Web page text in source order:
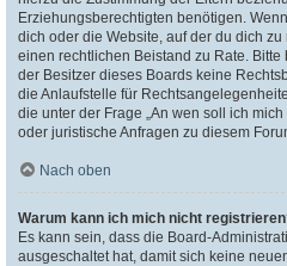
Erziehungsberechtigten benötigen.
dich oder die Website, auf der du dich
einen rechtlichen Beistand zu Rate.
der Besitzer dieses Boards keine
die Anlaufstelle für
die unter der Frage „An wen soll ich
oder juristische Anfragen zu diesem
Nach oben
Warum kann ich mich nicht
Es kann sein, dass die Board-
ausgeschaltet hat, damit sich keine